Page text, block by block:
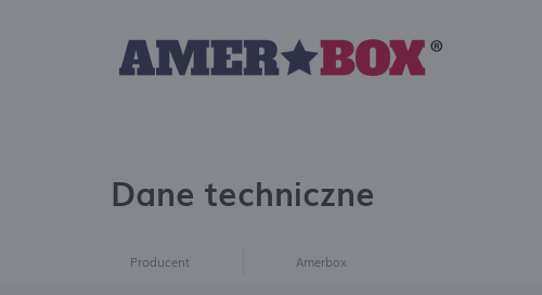
Dane techniczne
Producent Amerbox